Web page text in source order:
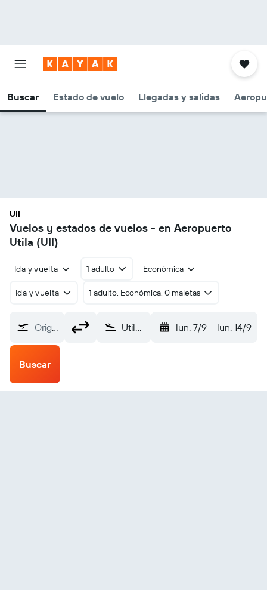
Buscar Estado de vuelo Llegadas y salidas
UII
Vuelos y estados de vuelos - en Aeropuerto
Utila (UII)
Ida y vuelta 1 adulto Económica
Ida y vuelta 1 adulto, Económica, 0 maletas
Origen Utila (UII) lun. 7/9 - lun. 14/9
Buscar